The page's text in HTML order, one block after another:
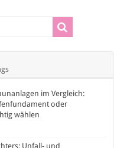
im Vergleich:
oder
wählen
Unfall- und